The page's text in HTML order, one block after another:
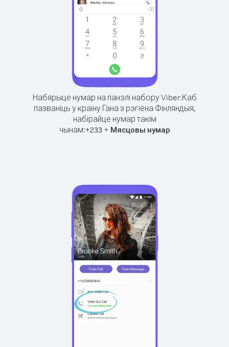
Набярыце нумар на панэлі набору Viber.Каб
пазваніць у краіну Гана з рэгіёна Фінляндыя,
набірайце нумар такім
чынам:+233+ Мясцовы нумар